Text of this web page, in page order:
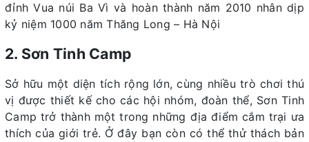
đỉnh Vua núi Ba Vì và hoàn thành năm 2010 nhân dịp
kỷ niệm 1000 năm Thăng Long – Hà Nội
2. Sơn Tinh Camp
Sở hữu một diện tích rộng lớn, cùng nhiều trò chơi thú
vị được thiết kế cho các hội nhóm, đoàn thể, Sơn Tinh
Camp trở thành một trong những địa điểm cắm trại ưa
thích của giới trẻ. Ở đây bạn còn có thể thử thách bản